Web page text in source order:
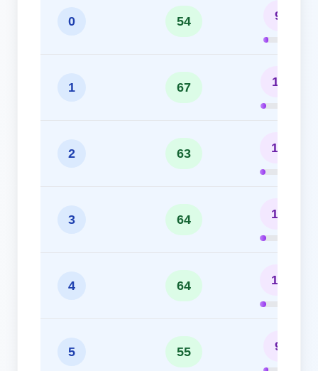
0 54 9.00%
1 67 11.17%
2 63 10.50%
3 64 10.67%
4 64 10.67%
5 55 9.17%